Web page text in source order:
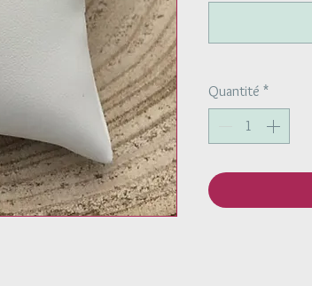
Quantité *